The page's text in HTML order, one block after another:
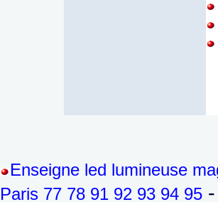
Enseigne led lumineuse
Paris 77 78 91 92 93 94 95 -